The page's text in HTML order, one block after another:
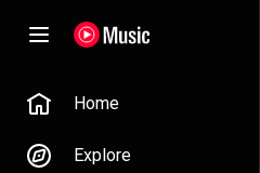
Home
Explore